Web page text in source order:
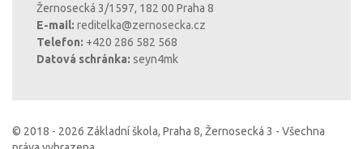
Žernosecká 3/1597, 182 00 Praha 8
E-mail: reditelka@zernosecka.cz
Telefon: +420 286 582 568
Datová schránka: seyn4mk
© 2018 - 2026 Základní škola, Praha 8, Žernosecká 3 - Všechna